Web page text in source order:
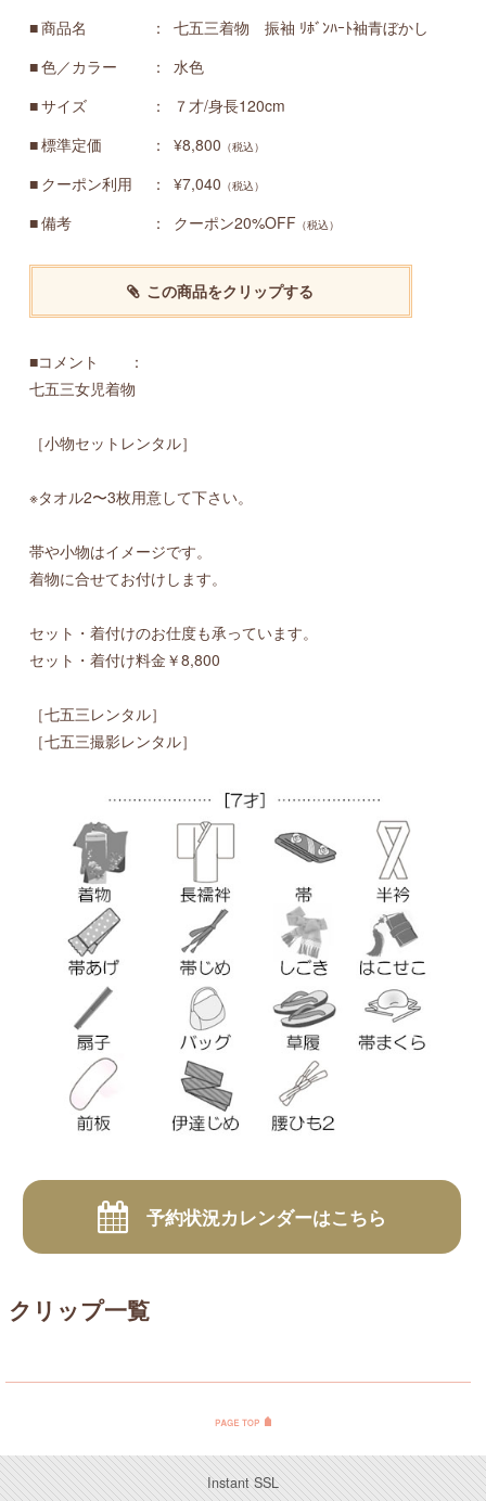
商品名
七五三着物 振袖 ﾘﾎﾞﾝﾊｰﾄ袖青ぼかし
色／カラー
水色
サイズ
７才/身長120cm
標準定価
¥8,800 （税込）
クーポン利用 ¥7,040 （税込）
備考 クーポン20%OFF （税込）
この商品をクリップする
■コメント ：
七五三女児着物
［小物セットレンタル］
※タオル2〜3枚用意して下さい。
帯や小物はイメージです。
着物に合せてお付けします。
セット・着付けのお仕度も承っています。
セット・着付け料金￥8,800
［七五三レンタル］
［七五三撮影レンタル］
予約状況カレンダーはこちら
クリップ一覧
Instant SSL